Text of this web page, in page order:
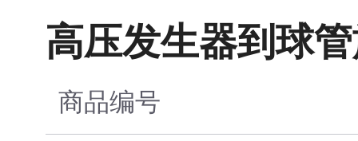
高压发生器到球
商品编号